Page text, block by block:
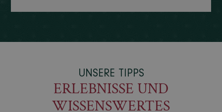
UNSERE TIPPS
ERLEBNISSE UND
WISSENSWERTES